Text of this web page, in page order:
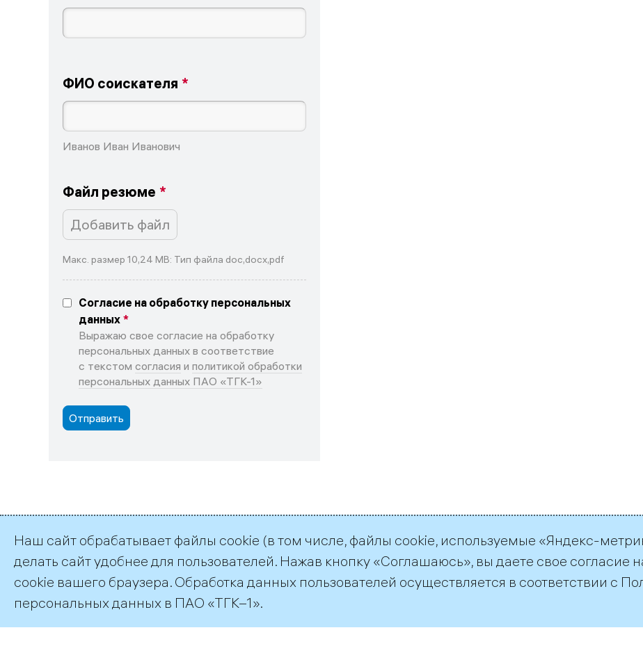
ФИО соискателя
Иванов Иван Иванович
Файл резюме
Добавить файл
Макс. размер 10,24 MB: Тип файла doc,docx,pdf
Согласие на обработку персональных
данных
Выражаю свое согласие на обработку
персональных данных в соответствие
с текстом согласия и политикой обработки
персональных данных ПАО «ТГК-1»
©2026 ПАО «ТГК–1»
Наш сайт обрабатывает файлы cookie (в том числе, файлы cookie, используемые «Яндекс-
делать сайт удобнее для пользователей. Нажав кнопку «Соглашаюсь», вы даете свое согласие
cookie вашего браузера. Обработка данных пользователей осуществляется в соответствии с
персональных данных в ПАО «ТГК–1».